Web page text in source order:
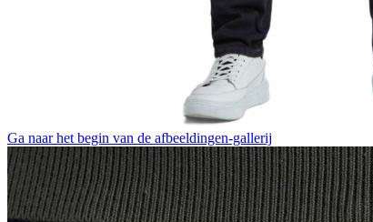
Ga naar het begin van de afbeeldingen-gallerij